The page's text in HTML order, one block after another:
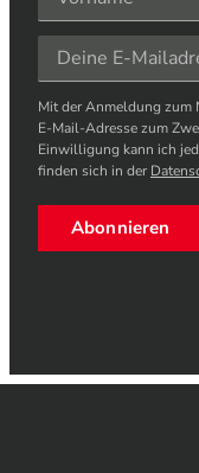
Mit der Anmeldung zum
E-Mail-Adresse zum
Einwilligung kann ich
finden sich in der
Abonnieren